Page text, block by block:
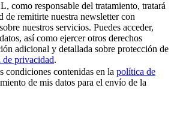
como responsable del tratamiento, tratará
de remitirte nuestra newsletter con
nuestros servicios. Puedes acceder,
así como ejercer otros derechos
adicional y detallada sobre protección de
de privacidad.
condiciones contenidas en la política de
de mis datos para el envío de la